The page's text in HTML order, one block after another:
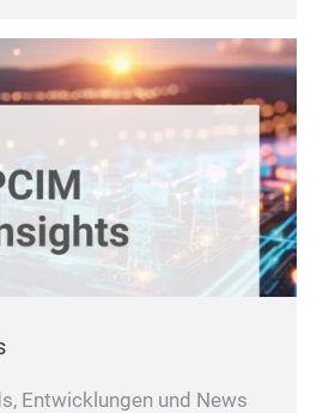
Entwicklungen und News